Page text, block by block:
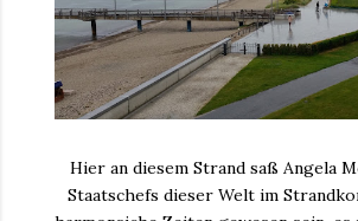
Hier an diesem Strand saß Angela
Staatschefs dieser Welt im